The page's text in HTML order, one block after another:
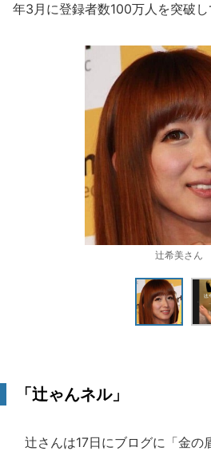
年3月に登録者数100万人を突破し
辻希美さん
「辻ゃんネル」
辻さんは17日にブログに「金の